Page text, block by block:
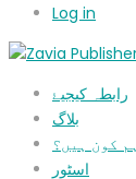
Log in
رابطہ کیجیۓ
بلاگ
ہم کون ہیں؟
اسٹور